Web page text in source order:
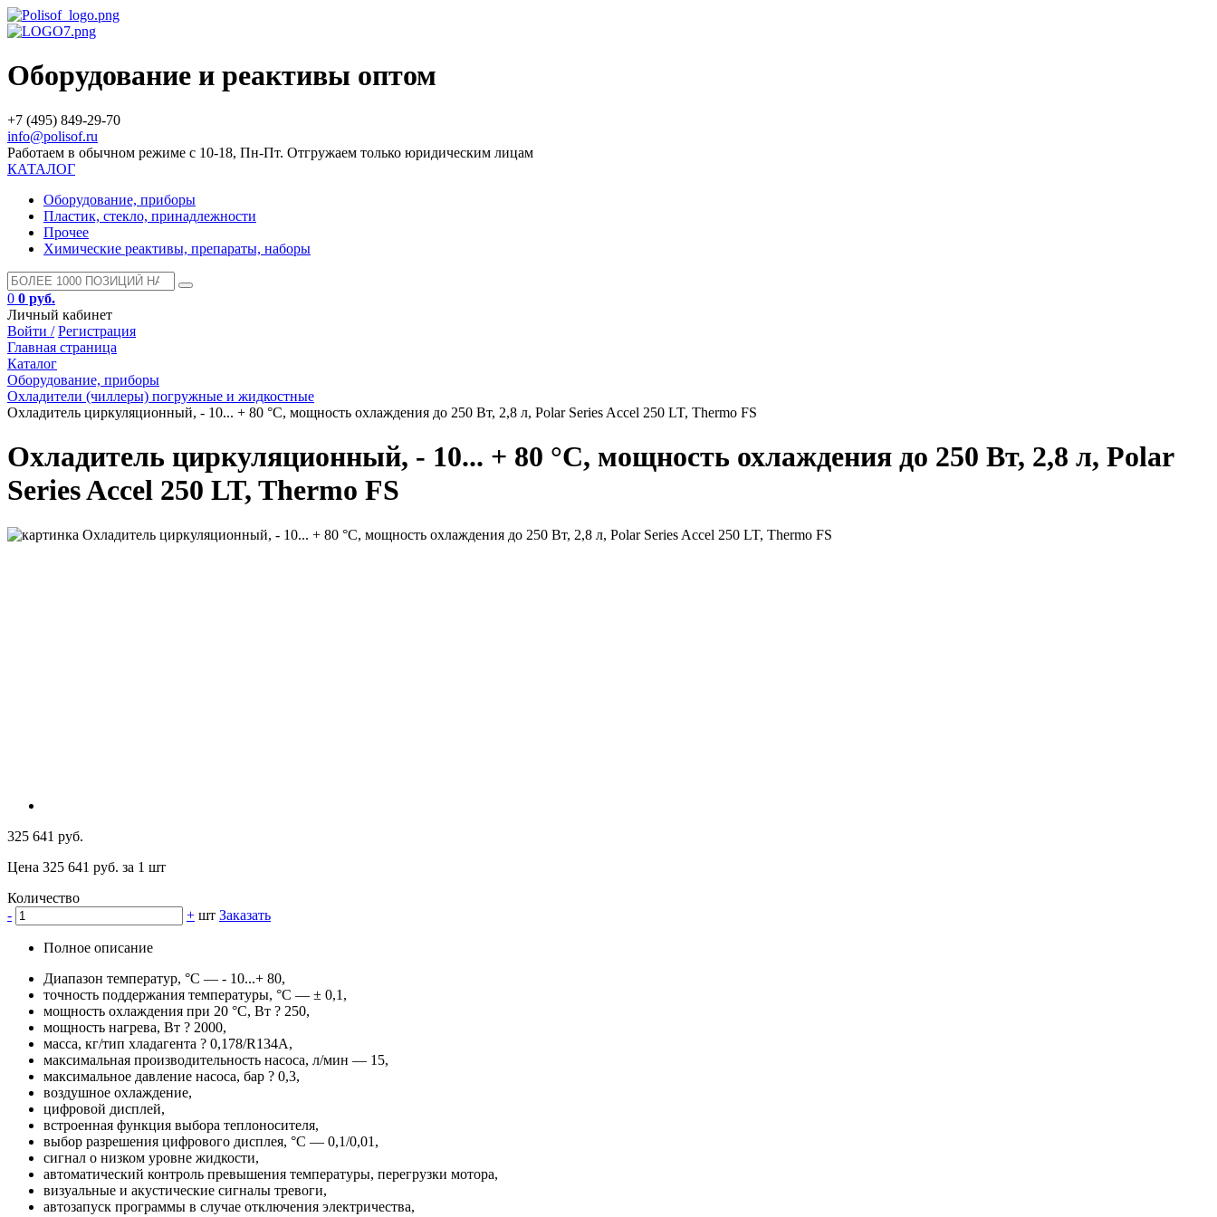
Оборудование и реактивы оптом
+7 (495) 849-29-70
info@polisof.ru
Работаем в обычном режиме с 10-18, Пн-Пт. Отгружаем только юридическим лицам
КАТАЛОГ
Оборудование, приборы
Пластик, стекло, принадлежности
Прочее
Химические реактивы, препараты, наборы
0 0 руб.
Личный кабинет
Войти / Регистрация
Главная страница
Каталог
Оборудование, приборы
Охладители (чиллеры) погружные и жидкостные
Охладитель циркуляционный, - 10... + 80 °C, мощность охлаждения до 250 Вт, 2,8 л, Polar Series Accel 250 LT, Thermo FS
Охладитель циркуляционный, - 10... + 80 °C, мощность охлаждения до 250 Вт, 2,8 л, Polar
Series Accel 250 LT, Thermo FS
325 641 руб.
Цена 325 641 руб. за 1 шт
Количество
-
+ шт Заказать
Полное описание
Диапазон температур, °C — - 10...+ 80,
точность поддержания температуры, °С — ± 0,1,
мощность охлаждения при 20 °C, Вт ? 250,
мощность нагрева, Вт ? 2000,
масса, кг/тип хладагента ? 0,178/R134A,
максимальная производительность насоса, л/мин — 15,
максимальное давление насоса, бар ? 0,3,
воздушное охлаждение,
цифровой дисплей,
встроенная функция выбора теплоносителя,
выбор разрешения цифрового дисплея, °С — 0,1/0,01,
сигнал о низком уровне жидкости,
автоматический контроль превышения температуры, перегрузки мотора,
визуальные и акустические сигналы тревоги,
автозапуск программы в случае отключения электричества,